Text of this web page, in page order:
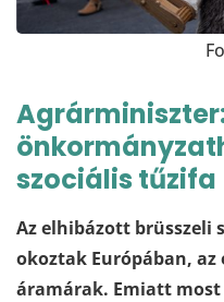
szociális tűzifa
Az elhibázott brüsszeli
okoztak Európában, az
áramárak. Emiatt most